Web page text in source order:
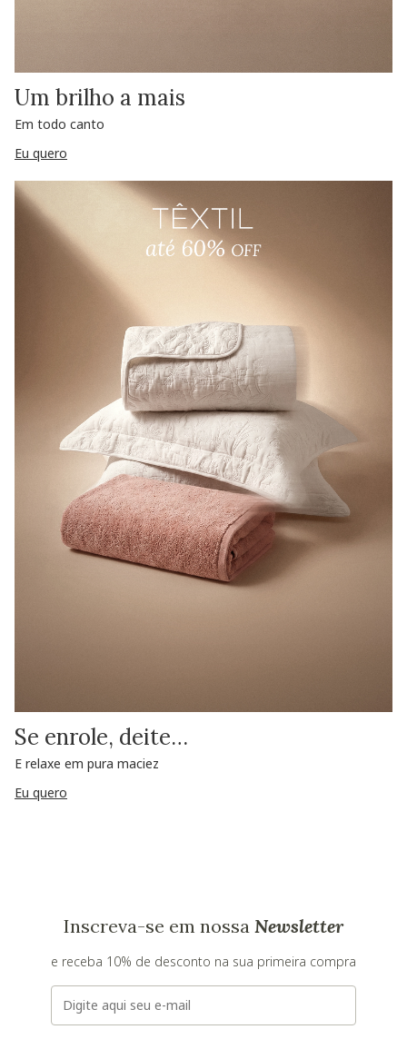
Um brilho a mais
Em todo canto
Eu quero
Se enrole, deite…
E relaxe em pura maciez
Eu quero
Inscreva-se em nossa Newsletter
e receba 10% de desconto na sua primeira compra
E-mail